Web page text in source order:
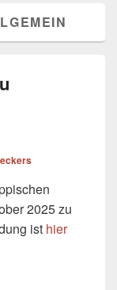
2025 zu
ist hier